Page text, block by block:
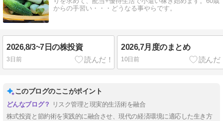
からの手習い・・・どうなる事やらです。
2026,8/3~7日の株投資
3日前
2026,7月度のまとめ
10日前
このブログのここがポイント
リスク管理と現実的生活術を融合
株式投資と節約術を実践的に融合させ、現代の経済環境に適応した生き方